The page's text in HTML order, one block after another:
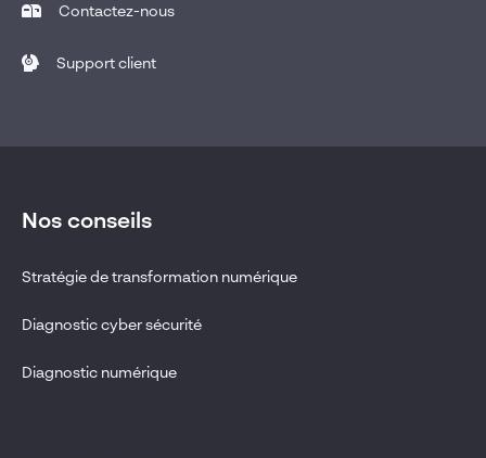
Contactez-nous
Support client
Nos conseils
Stratégie de transformation numérique
Diagnostic cyber sécurité
Diagnostic numérique